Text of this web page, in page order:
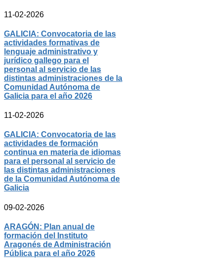
11-02-2026
GALICIA: Convocatoria de las
actividades formativas de
lenguaje administrativo y
jurídico gallego para el
personal al servicio de las
distintas administraciones de la
Comunidad Autónoma de
Galicia para el año 2026
11-02-2026
GALICIA: Convocatoria de las
actividades de formación
continua en materia de idiomas
para el personal al servicio de
las distintas administraciones
de la Comunidad Autónoma de
Galicia
09-02-2026
ARAGÓN: Plan anual de
formación del Instituto
Aragonés de Administración
Pública para el año 2026